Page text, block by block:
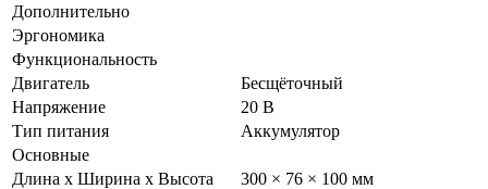
Дополнительно
Эргономика
Функциональность
Двигатель
Бесщёточный
Напряжение
20 В
Тип питания
Аккумулятор
Основные
Длина х Ширина х Высота
300 × 76 × 100 мм